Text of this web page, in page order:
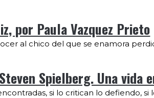
por Paula Vazquez Prieto
al chico del que se enamora
Spielberg. Una vida
si lo critican lo defiendo, si